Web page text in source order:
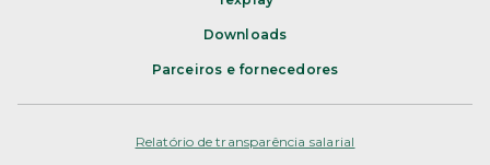
Downloads
Parceiros e fornecedores
Relatório de transparência salarial